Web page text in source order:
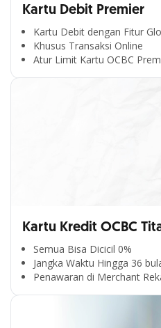
Kartu Debit Premier
Kartu Debit dengan Fitur
Khusus Transaksi Online
Atur Limit Kartu OCBC
Kartu Kredit OCBC
Semua Bisa Dicicil 0%
Jangka Waktu Hingga 36
Penawaran di Merchant